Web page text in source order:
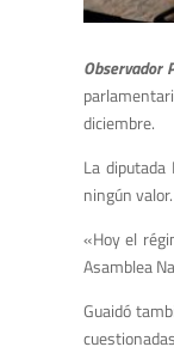
Observador
diciembre.
La
ningún
«Hoy el
Asamblea
Guaidó